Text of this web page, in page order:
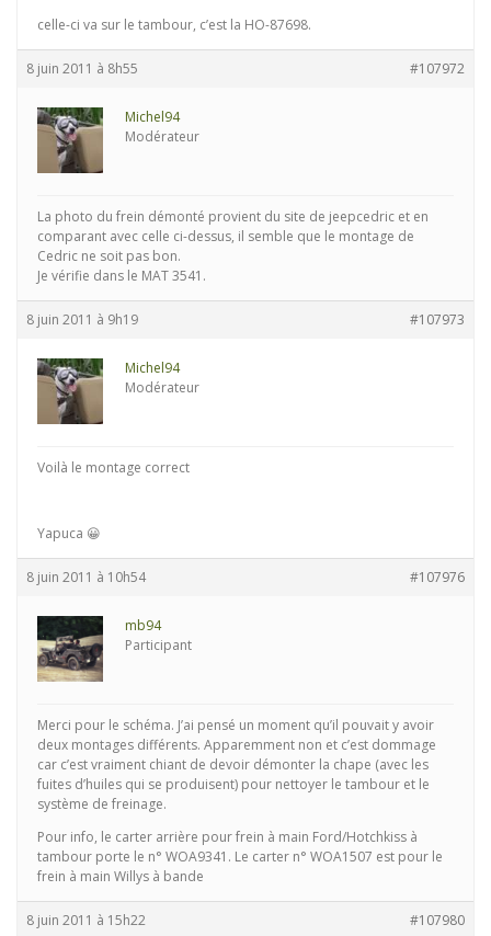
celle-ci va sur le tambour, c’est la HO-87698.
8 juin 2011 à 8h55 #107972
Michel94
Modérateur
La photo du frein démonté provient du site de jeepcedric et en
comparant avec celle ci-dessus, il semble que le montage de
Cedric ne soit pas bon.
Je vérifie dans le MAT 3541.
8 juin 2011 à 9h19 #107973
Michel94
Modérateur
Voilà le montage correct
Yapuca 😀
8 juin 2011 à 10h54 #107976
mb94
Participant
Merci pour le schéma. J’ai pensé un moment qu’il pouvait y avoir
deux montages différents. Apparemment non et c’est dommage
car c’est vraiment chiant de devoir démonter la chape (avec les
fuites d’huiles qui se produisent) pour nettoyer le tambour et le
système de freinage.
Pour info, le carter arrière pour frein à main Ford/Hotchkiss à
tambour porte le n° WOA9341. Le carter n° WOA1507 est pour le
frein à main Willys à bande
8 juin 2011 à 15h22 #107980